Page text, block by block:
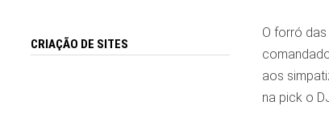
O forró
aos
na pick o
CRIAÇÃO DE SITES